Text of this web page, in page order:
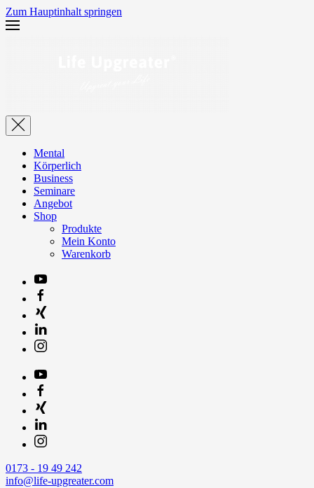
Zum Hauptinhalt springen
Mental
Körperlich
Business
Seminare
Angebot
Shop
Produkte
Mein Konto
Warenkorb
0173 - 19 49 242
info@life-upgreater.com